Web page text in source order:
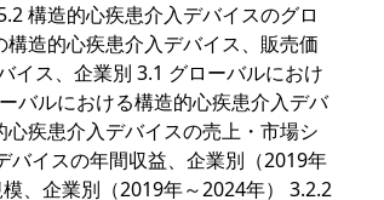
構造的心疾患介入デバイスのグロ
造的心疾患介入デバイス、販売価
イス、企業別 3.1 グローバルにおけ
バルにおける構造的心疾患介入デバ
疾患介入デバイスの売上・市場シ
バイスの年間収益、企業別（2019年
、企業別（2019年～2024年） 3.2.2